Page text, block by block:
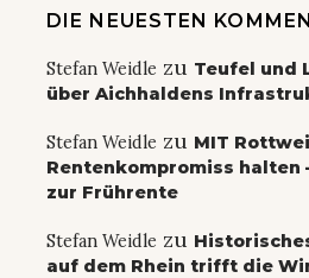
DIE NEUESTEN
Stefan Weidle zu Teufel und
über Aichhaldens
Stefan Weidle zu MIT
Rentenkompromiss halten
zur Frührente
Stefan Weidle zu
auf dem Rhein trifft die